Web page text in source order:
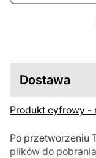
Dostawa
Produkt cyfrowy -
Po przetworzeniu
plików do